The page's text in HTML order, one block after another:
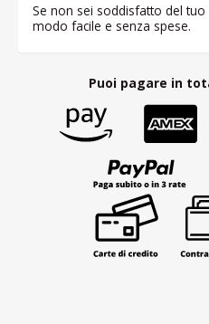
Se non sei soddisfatto del
modo facile e senza spese.
Puoi pagare in